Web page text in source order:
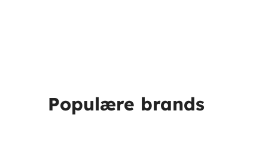
Populære brands